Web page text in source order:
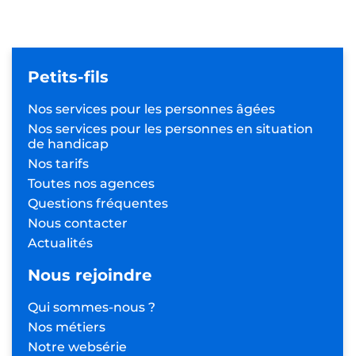
Petits-fils
Nos services pour les personnes âgées
Nos services pour les personnes en situation
de handicap
Nos tarifs
Toutes nos agences
Questions fréquentes
Nous contacter
Actualités
Nous rejoindre
Qui sommes-nous ?
Nos métiers
Notre websérie